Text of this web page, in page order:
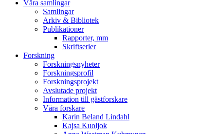
Våra samlingar
Samlingar
Arkiv & Bibliotek
Publikationer
Rapporter, mm
Skriftserier
Forskning
Forskningsnyheter
Forskningsprofil
Forskningsprojekt
Avslutade projekt
Information till gästforskare
Våra forskare
Karin Beland Lindahl
Kajsa Kuoljok